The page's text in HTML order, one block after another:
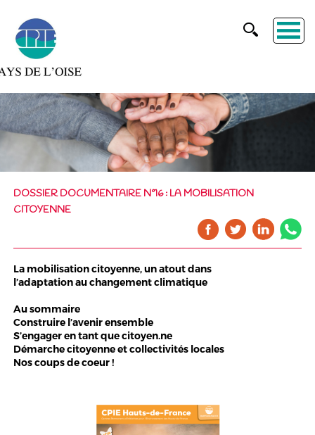
DOSSIER DOCUMENTAIRE N°16 : LA MOBILISATION
CITOYENNE
La mobilisation citoyenne, un atout dans
l’adaptation au changement climatique
Au sommaire
Construire l’avenir ensemble
S’engager en tant que citoyen.ne
Démarche citoyenne et collectivités locales
Nos coups de coeur !